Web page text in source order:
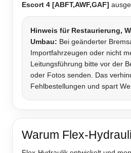
Escort 4 [ABFT,AWF,GAF]
Hinweis für Restaurierung,
Umbau: Bei geänderter
Importfahrzeugen oder nicht
Leitungsführung bitte vor der
oder Fotos senden. Das
Fehlbestellungen und spart
Warum Flex-